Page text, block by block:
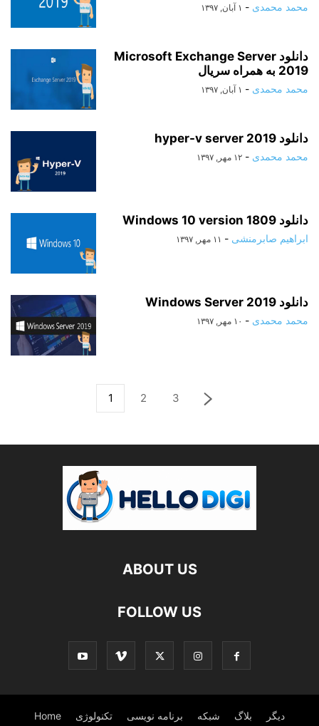
محمد محمدی - ۱ آبان, ۱۳۹۷
دانلود Microsoft Exchange Server
2019 به همراه سریال
محمد محمدی - ۱ آبان, ۱۳۹۷
دانلود hyper-v server 2019
محمد محمدی - ۱۲ مهر, ۱۳۹۷
دانلود Windows 10 version 1809
ابراهیم صابرمنشی - ۱۱ مهر, ۱۳۹۷
دانلود Windows Server 2019
محمد محمدی - ۱۰ مهر, ۱۳۹۷
1 2 3
ABOUT US
FOLLOW US
دیگر بلاگ شبکه برنامه نویسی تکنولوژی Home